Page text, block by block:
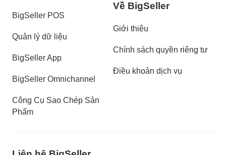
BigSeller POS
Quản lý dữ liệu
BigSeller App
BigSeller Omnichannel
Công Cụ Sao Chép Sản
Phẩm
Về BigSeller
Giới thiệu
Chính sách quyền riêng tư
Điều khoản dịch vụ